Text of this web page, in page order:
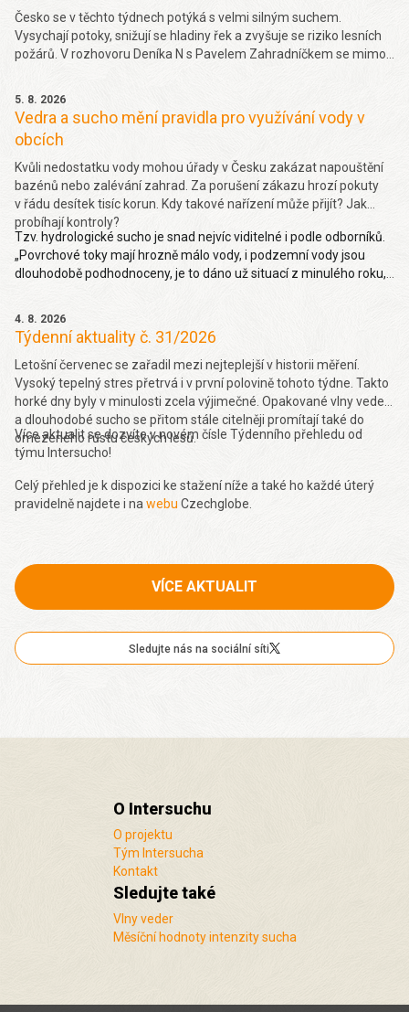
Česko se v těchto týdnech potýká s velmi silným suchem.
Vysychají potoky, snižují se hladiny řek a zvyšuje se riziko lesních
požárů. V rozhovoru Deníka N s Pavelem Zahradníčkem se mimo
problém je málo vody v řekách. Více
5. 8. 2026
Vedra a sucho mění pravidla pro využívání vody v
obcích
Kvůli nedostatku vody mohou úřady v Česku zakázat napouštění
bazénů nebo zalévání zahrad. Za porušení zákazu hrozí pokuty
v řádu desítek tisíc korun. Kdy takové nařízení může přijít? Jak
probíhají kontroly?
Tzv. hydrologické sucho je snad nejvíc viditelné i podle odborníků.
„Povrchové toky mají hrozně málo vody, i podzemní vody jsou
dlouhodobě podhodnoceny, je to dáno už situací z minulého roku,
4. 8. 2026
Týdenní aktuality č. 31/2026
Letošní červenec se zařadil mezi nejteplejší v historii měření.
Vysoký tepelný stres přetrvá i v první polovině tohoto týdne. Takto
horké dny byly v minulosti zcela výjimečné. Opakované vlny veder
a dlouhodobé sucho se přitom stále citelněji promítají také do
omezeného růstu českých lesů.
Více aktualit se dozvíte v novém čísle Týdenního přehledu od
týmu Intersucho!
Celý přehled je k dispozici ke stažení níže a také ho každé úterý
pravidelně najdete i na webu Czechglobe.
VÍCE AKTUALIT
Sledujte nás na sociální síti
O Intersuchu
O projektu
Tým Intersucha
Kontakt
Sledujte také
Vlny veder
Měsíční hodnoty intenzity sucha